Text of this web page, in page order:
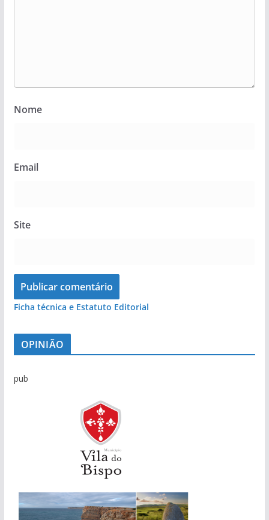
Nome
Email
Site
Ficha técnica e Estatuto Editorial
OPINIÃO
pub